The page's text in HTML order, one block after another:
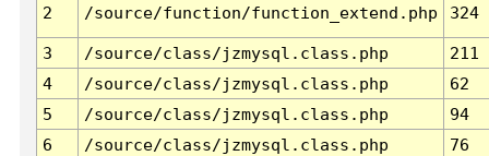
2 /source/function/function_extend.php 324
3 /source/class/jzmysql.class.php
211
4
/source/class/jzmysql.class.php
62
5
/source/class/jzmysql.class.php
94
6
/source/class/jzmysql.class.php 76